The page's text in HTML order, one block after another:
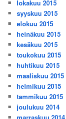
lokakuu 2015
syyskuu 2015
elokuu 2015
heinäkuu 2015
kesäkuu 2015
toukokuu 2015
huhtikuu 2015
maaliskuu 2015
helmikuu 2015
tammikuu 2015
joulukuu 2014